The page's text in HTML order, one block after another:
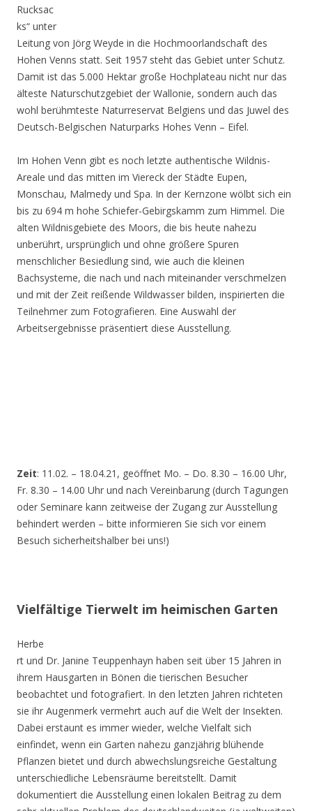
Rucksac
ks“ unter
Leitung von Jörg Weyde in die Hochmoorlandschaft des
Hohen Venns statt. Seit 1957 steht das Gebiet unter Schutz.
Damit ist das 5.000 Hektar große Hochplateau nicht nur das
älteste Naturschutzgebiet der Wallonie, sondern auch das
wohl berühmteste Naturreservat Belgiens und das Juwel des
Deutsch-Belgischen Naturparks Hohes Venn – Eifel.
Im Hohen Venn gibt es noch letzte authentische Wildnis-
Areale und das mitten im Viereck der Städte Eupen,
Monschau, Malmedy und Spa. In der Kernzone wölbt sich ein
bis zu 694 m hohe Schiefer-Gebirgskamm zum Himmel. Die
alten Wildnisgebiete des Moors, die bis heute nahezu
unberührt, ursprünglich und ohne größere Spuren
menschlicher Besiedlung sind, wie auch die kleinen
Bachsysteme, die nach und nach miteinander verschmelzen
und mit der Zeit reißende Wildwasser bilden, inspirierten die
Teilnehmer zum Fotografieren. Eine Auswahl der
Arbeitsergebnisse präsentiert diese Ausstellung.
Zeit: 11.02. – 18.04.21, geöffnet Mo. – Do. 8.30 – 16.00 Uhr,
Fr. 8.30 – 14.00 Uhr und nach Vereinbarung (durch Tagungen
oder Seminare kann zeitweise der Zugang zur Ausstellung
behindert werden – bitte informieren Sie sich vor einem
Besuch sicherheitshalber bei uns!)
Vielfältige Tierwelt im heimischen Garten
Herbe
rt und Dr. Janine Teuppenhayn haben seit über 15 Jahren in
ihrem Hausgarten in Bönen die tierischen Besucher
beobachtet und fotografiert. In den letzten Jahren richteten
sie ihr Augenmerk vermehrt auch auf die Welt der Insekten.
Dabei erstaunt es immer wieder, welche Vielfalt sich
einfindet, wenn ein Garten nahezu ganzjährig blühende
Pflanzen bietet und durch abwechslungsreiche Gestaltung
unterschiedliche Lebensräume bereitstellt. Damit
dokumentiert die Ausstellung einen lokalen Beitrag zu dem